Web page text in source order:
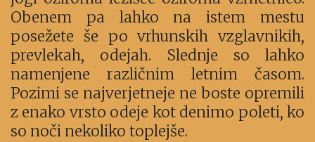
Obenem pa lahko na istem mestu
posežete še po vrhunskih vzglavnikih,
prevlekah, odejah. Slednje so lahko
namenjene različnim letnim časom.
Pozimi se najverjetneje ne boste opremili
z enako vrsto odeje kot denimo poleti, ko
so noči nekoliko toplejše.